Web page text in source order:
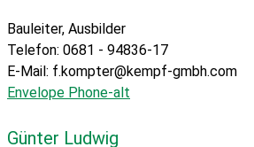
Bauleiter, Ausbilder
Telefon: 0681 - 94836-17
E-Mail: f.kompter@kempf-gmbh.com
Envelope Phone-alt
Günter Ludwig